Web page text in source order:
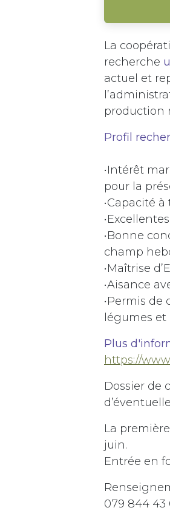
La
recherche
actuel et
production
Profil
•Intérêt
pour la
•Capacité
•Bonne
champ
•Maîtrise
•Aisance
•Permis
légumes et
Plus
https://
Dossier de
La
juin.
Entrée en
079 844 43